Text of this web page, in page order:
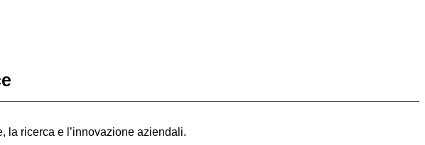
la ricerca e l’innovazione aziendali.